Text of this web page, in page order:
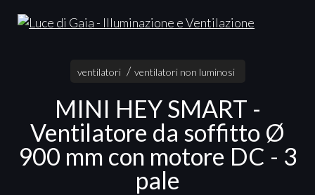
ventilatori ventilatori non luminosi
MINI HEY SMART -
Ventilatore da soffitto Ø
900 mm con motore DC - 3
pale